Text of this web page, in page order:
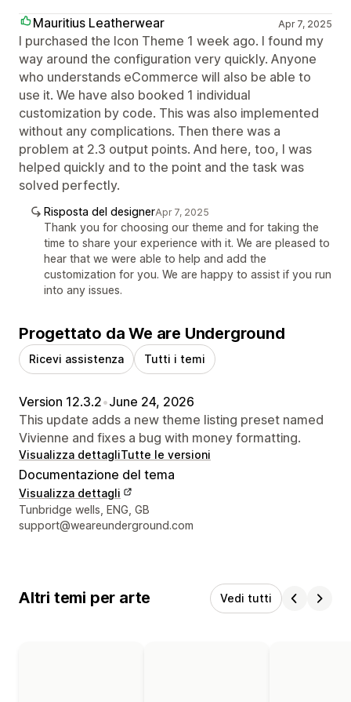
Mauritius Leatherwear Apr 7, 2025
I purchased the Icon Theme 1 week ago. I found my
way around the configuration very quickly. Anyone
who understands eCommerce will also be able to
use it. We have also booked 1 individual
customization by code. This was also implemented
without any complications. Then there was a
problem at 2.3 output points. And here, too, I was
helped quickly and to the point and the task was
solved perfectly.
Risposta del designerApr 7, 2025
Thank you for choosing our theme and for taking the
time to share your experience with it. We are pleased to
hear that we were able to help and add the
customization for you. We are happy to assist if you run
into any issues.
Progettato da We are Underground
Ricevi assistenza Tutti i temi
Version 12.3.2•June 24, 2026
This update adds a new theme listing preset named
Vivienne and fixes a bug with money formatting.
Visualizza dettagliTutte le versioni
Documentazione del tema
Visualizza dettagli
Recapiti del designer
Tunbridge wells, ENG, GB
support@weareunderground.com
Altri temi per arte Vedi tutti